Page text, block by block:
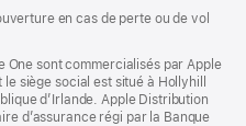
une
fenêtre)
en cas de perte ou de vol
One sont commercialisés par Apple
siège social est situé à Hollyhill
d’Irlande. Apple Distribution
d’assurance régi par la Banque